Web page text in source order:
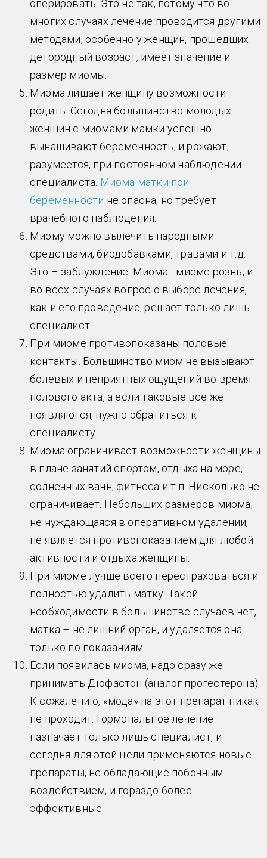
оперировать. Это не так, потому что во
многих случаях лечение проводится другими
методами, особенно у женщин, прошедших
детородный возраст, имеет значение и
размер миомы.
Миома лишает женщину возможности
родить. Сегодня большинство молодых
женщин с миомами мамки успешно
вынашивают беременность, и рожают,
разумеется, при постоянном наблюдении
специалиста. Миома матки при
беременности не опасна, но требует
врачебного наблюдения.
Миому можно вылечить народными
средствами, биодобавками, травами и т.д.
Это – заблуждение. Миома - миоме рознь, и
во всех случаях вопрос о выборе лечения,
как и его проведение, решает только лишь
специалист.
При миоме противопоказаны половые
контакты. Большинство миом не вызывают
болевых и неприятных ощущений во время
полового акта, а если таковые все же
появляются, нужно обратиться к
специалисту.
Миома ограничивает возможности женщины
в плане занятий спортом, отдыха на море,
солнечных ванн, фитнеса и т.п. Нисколько не
ограничивает. Небольших размеров миома,
не нуждающаяся в оперативном удалении,
не является противопоказанием для любой
активности и отдыха женщины.
При миоме лучше всего перестраховаться и
полностью удалить матку. Такой
необходимости в большинстве случаев нет,
матка – не лишний орган, и удаляется она
только по показаниям.
Если появилась миома, надо сразу же
принимать Дюфастон (аналог прогестерона).
К сожалению, «мода» на этот препарат никак
не проходит. Гормональное лечение
назначает только лишь специалист, и
сегодня для этой цели применяются новые
препараты, не обладающие побочным
воздействием, и гораздо более
эффективные.